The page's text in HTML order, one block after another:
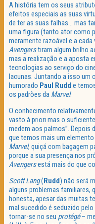
A história tem os seus
efeitos especiais as suas
de ter as suas falhas… mas
uma figura (tanto ator como
meramente razoável e a
Avengerstiram algum brilho
mas a realização e a aposta
tecnologias ao serviço do
lacunas. Juntando a isso um
humorado Paul Rudd e
os padrões da Marvel.
O conhecimento
vasto à priori mas o
medem aos palmos”. Depois
que temos mais um
Marvel, quiçá com bagagem
porque a sua presença nos
Avengersestá mais do que
Scott Lang(Rudd) não será
alguns problemas familiares,
honesta, apesar das muitas
mal sucedido é seduzido pelo
tornar-se no seu protégé–